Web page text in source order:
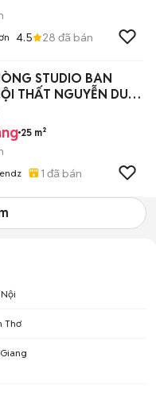
4.5 28 đã bán
STUDIO BAN
THẤT NGUYỄN DUY
25 m²
1 đã bán
Thơ